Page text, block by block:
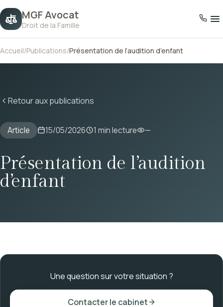
MGF Avocat
Droit de la Famille
Accueil/Publications/Présentation de l’audition d’enfant
Retour aux publications
Article 15/05/2026 1 min lecture —
Présentation de l’audition
d’enfant
Une question sur votre situation ?
Contacter le cabinet